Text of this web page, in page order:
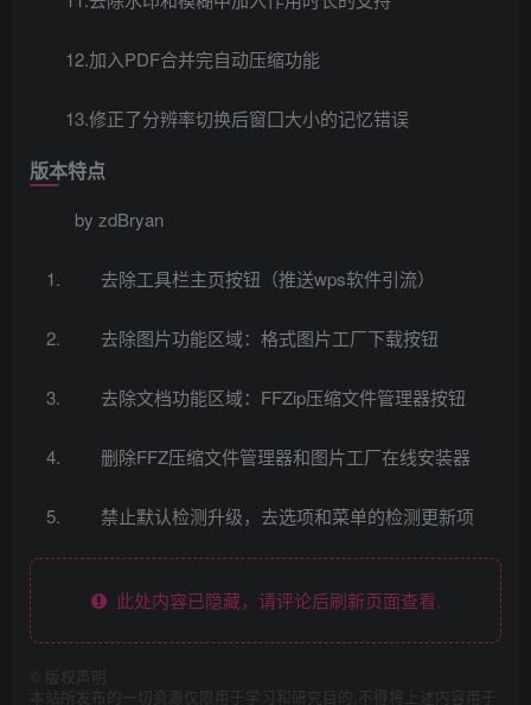
12.加入PDF合并完自动压缩功能
13.修正了分辨率切换后窗囗大小的记忆错误
版本特点
by zdBryan
去除工具栏主页按钮（推送wps软件引流）
去除图片功能区域：格式图片工厂下载按钮
去除文档功能区域：FFZip压缩文件管理器按钮
删除FFZ压缩文件管理器和图片工厂在线安装器
禁止默认检测升级，去选项和菜单的检测更新项
此处内容已隐藏，请评论后刷新页面查看.
版权声明
本站所发布的一切资源仅限用于学习和研究目的;不得将上述内容用于